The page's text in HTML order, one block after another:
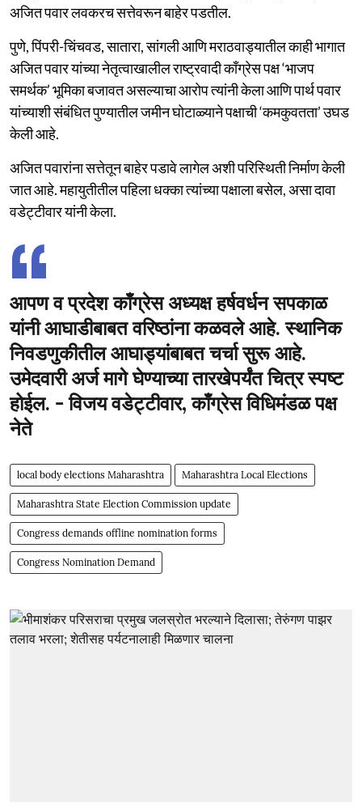
अजित पवार लवकरच सत्तेवरून बाहेर पडतील.
पुणे, पिंपरी-चिंचवड, सातारा, सांगली आणि मराठवाड्यातील काही भागात
अजित पवार यांच्या नेतृत्वाखालील राष्ट्रवादी काँग्रेस पक्ष ‘भाजप
समर्थक’ भूमिका बजावत असल्याचा आरोप त्यांनी केला आणि पार्थ पवार
यांच्याशी संबंधित पुण्यातील जमीन घोटाळ्याने पक्षाची ‘कमकुवतता’ उघड
केली आहे.
अजित पवारांना सत्तेतून बाहेर पडावे लागेल अशी परिस्थिती निर्माण केली
जात आहे. महायुतीतील पहिला धक्का त्यांच्या पक्षाला बसेल, असा दावा
वडेट्टीवार यांनी केला.
आपण व प्रदेश काँग्रेस अध्यक्ष हर्षवर्धन सपकाळ
यांनी आघाडीबाबत वरिष्ठांना कळवले आहे. स्थानिक
निवडणुकीतील आघाड्यांबाबत चर्चा सुरू आहे.
उमेदवारी अर्ज मागे घेण्याच्या तारखेपर्यंत चित्र स्पष्ट
होईल. - विजय वडेट्टीवार, काँग्रेस विधिमंडळ पक्ष
नेते
local body elections Maharashtra Maharashtra Local Elections
Maharashtra State Election Commission update
Congress demands offline nomination forms
Congress Nomination Demand